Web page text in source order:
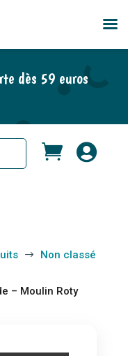
dès 59 euros
 
$ Non classé
– Moulin Roty